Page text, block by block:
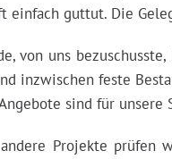
einfach guttut. Die
von uns
inzwischen feste
sind für
Projekte prüfen